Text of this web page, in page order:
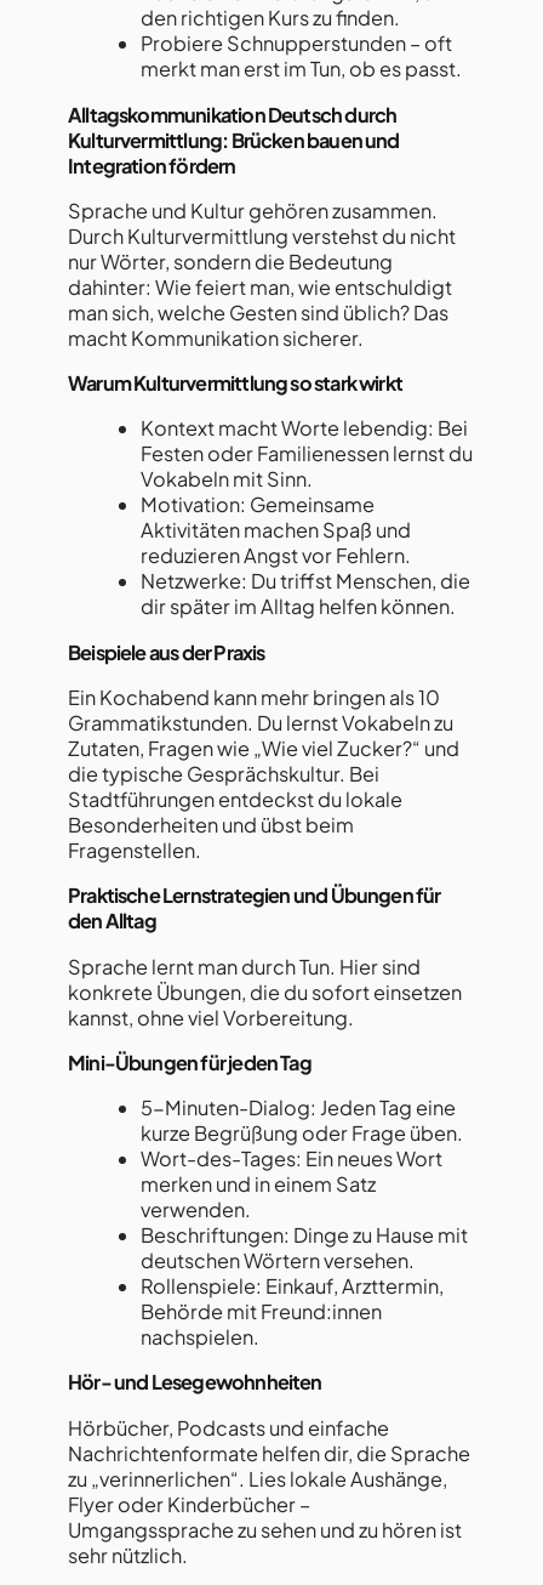
den richtigen Kurs zu finden.
Probiere Schnupperstunden – oft
merkt man erst im Tun, ob es passt.
Alltagskommunikation Deutsch durch
Kulturvermittlung: Brücken bauen und
Integration fördern
Sprache und Kultur gehören zusammen.
Durch Kulturvermittlung verstehst du nicht
nur Wörter, sondern die Bedeutung
dahinter: Wie feiert man, wie entschuldigt
man sich, welche Gesten sind üblich? Das
macht Kommunikation sicherer.
Warum Kulturvermittlung so stark wirkt
Kontext macht Worte lebendig: Bei
Festen oder Familienessen lernst du
Vokabeln mit Sinn.
Motivation: Gemeinsame
Aktivitäten machen Spaß und
reduzieren Angst vor Fehlern.
Netzwerke: Du triffst Menschen, die
dir später im Alltag helfen können.
Beispiele aus der Praxis
Ein Kochabend kann mehr bringen als 10
Grammatikstunden. Du lernst Vokabeln zu
Zutaten, Fragen wie „Wie viel Zucker?“ und
die typische Gesprächskultur. Bei
Stadtführungen entdeckst du lokale
Besonderheiten und übst beim
Fragenstellen.
Praktische Lernstrategien und Übungen für
den Alltag
Sprache lernt man durch Tun. Hier sind
konkrete Übungen, die du sofort einsetzen
kannst, ohne viel Vorbereitung.
Mini-Übungen für jeden Tag
5-Minuten-Dialog: Jeden Tag eine
kurze Begrüßung oder Frage üben.
Wort-des-Tages: Ein neues Wort
merken und in einem Satz
verwenden.
Beschriftungen: Dinge zu Hause mit
deutschen Wörtern versehen.
Rollenspiele: Einkauf, Arzttermin,
Behörde mit Freund:innen
nachspielen.
Hör- und Lesegewohnheiten
Hörbücher, Podcasts und einfache
Nachrichtenformate helfen dir, die Sprache
zu „verinnerlichen“. Lies lokale Aushänge,
Flyer oder Kinderbücher –
Umgangssprache zu sehen und zu hören ist
sehr nützlich.